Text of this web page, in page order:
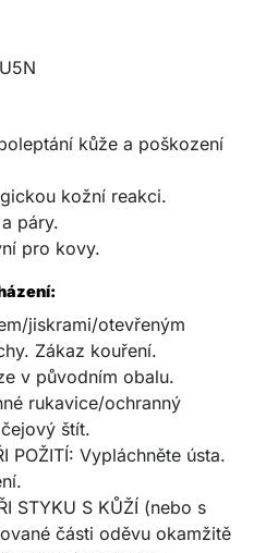
kůže a poškození
kožní reakci.
páry.
pro kovy.
jiskrami/otevřeným
Zákaz kouření.
v původním obalu.
rukavice/ochranný
štít.
POŽITÍ: Vypláchněte ústa.
STYKU S KŮŽÍ (nebo s
části oděvu okamžitě